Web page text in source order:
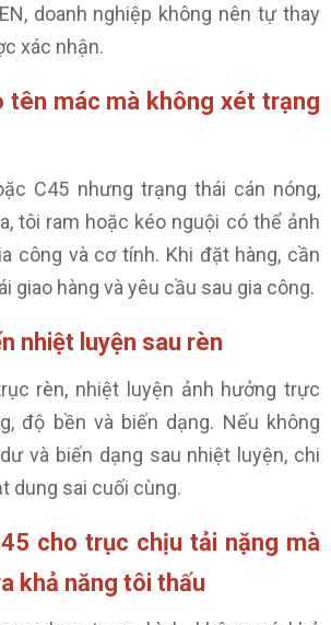
doanh nghiệp không nên tự thay
xác nhận.
tên mác mà không xét trạng
C45 nhưng trạng thái cán nóng,
tôi ram hoặc kéo nguội có thể ảnh
công và cơ tính. Khi đặt hàng, cần
giao hàng và yêu cầu sau gia công.
nhiệt luyện sau rèn
rèn, nhiệt luyện ảnh hưởng trực
độ bền và biến dạng. Nếu không
và biến dạng sau nhiệt luyện, chi
dung sai cuối cùng.
cho trục chịu tải nặng mà
khả năng tôi thấu